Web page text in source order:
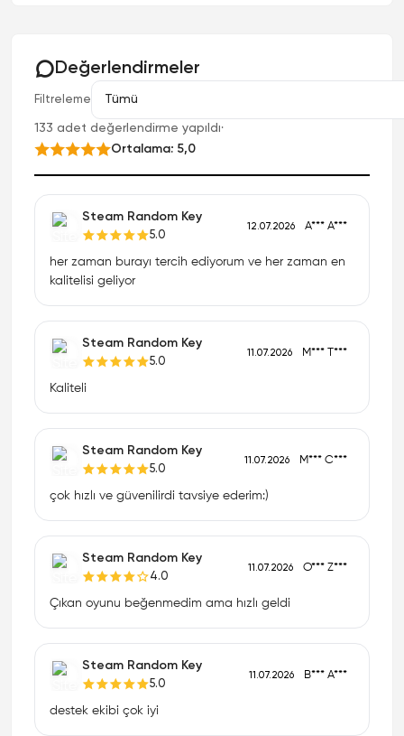
Değerlendirmeler
Filtreleme
133 adet değerlendirme yapıldı·
Ortalama: 5,0
Steam Random Key
5.0
12.07.2026 A*** A***
her zaman burayı tercih ediyorum ve her zaman en
kalitelisi geliyor
Steam Random Key
5.0
11.07.2026 M*** T***
Kaliteli
Steam Random Key
5.0
11.07.2026 M*** C***
çok hızlı ve güvenilirdi tavsiye ederim:)
Steam Random Key
4.0
11.07.2026 O*** Z***
Çıkan oyunu beğenmedim ama hızlı geldi
Steam Random Key
5.0
11.07.2026 B*** A***
destek ekibi çok iyi